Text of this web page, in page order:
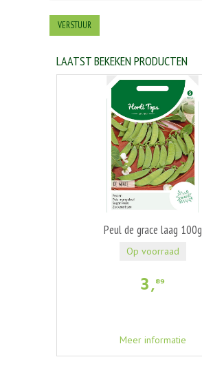
LAATST BEKEKEN PRODUCTEN
Peul de grace laag 100g
3,89
Meer informatie
Op voorraad